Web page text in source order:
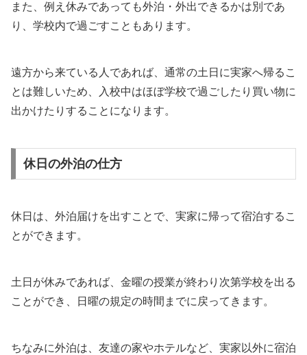
また、例え休みであっても外泊・外出できるかは別であ
り、学校内で過ごすこともあります。
遠方から来ている人であれば、通常の土日に実家へ帰るこ
とは難しいため、入校中はほぼ学校で過ごしたり買い物に
出かけたりすることになります。
休日の外泊の仕方
休日は、外泊届けを出すことで、実家に帰って宿泊するこ
とができます。
土日が休みであれば、金曜の授業が終わり次第学校を出る
ことができ、日曜の規定の時間までに戻ってきます。
ちなみに外泊は、友達の家やホテルなど、実家以外に宿泊